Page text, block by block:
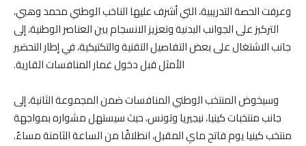
وعرفت الحصة التدريبية، التي أشرف عليها الناخب الوطني محمد وهبي،
التركيز على الجوانب البدنية وتعزيز الانسجام بين العناصر الوطنية، إلى
جانب الاشتغال على بعض التفاصيل التقنية والتكتيكية، في إطار التحضير
الأمثل قبل دخول غمار المنافسات القارية.
وسيخوض المنتخب الوطني المنافسات ضمن المجموعة الثانية، إلى
جانب منتخبات كينيا، نيجيريا وتونس، حيث سيستهل مشواره بمواجهة
منتخب كينيا يوم فاتح ماي المقبل، انطلاقًا من الساعة الثامنة مساءً.